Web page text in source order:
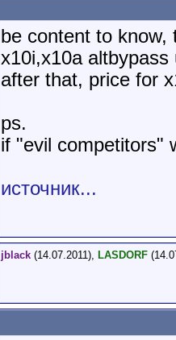
be content to know,
x10i,x10a altbypass
after that, price for
ps.
if "evil competitors"
источник...
jblack (14.07.2011), LASDORF